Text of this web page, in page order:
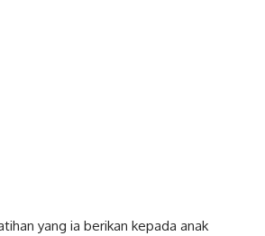
yang ia berikan kepada anak